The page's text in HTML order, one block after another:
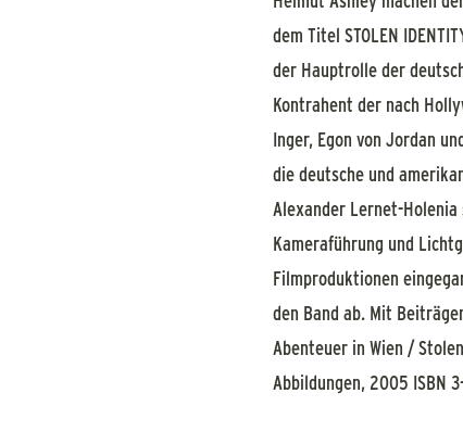
dem Titel STOLEN
der Hauptrolle der
Kontrahent der nach
Inger, Egon von Jordan
die deutsche und
Alexander Lernet-
Kameraführung und
Filmproduktionen
den Band ab. Mit
Abenteuer in Wien /
Abbildungen, 2005 ISBN